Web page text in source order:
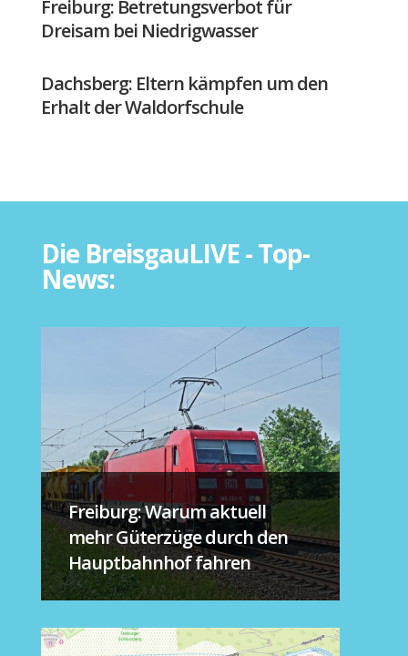
Freiburg: Betretungsverbot für
Dreisam bei Niedrigwasser
Dachsberg: Eltern kämpfen um den
Erhalt der Waldorfschule
Die BreisgauLIVE - Top-
News:
Freiburg: Warum aktuell
mehr Güterzüge durch den
Hauptbahnhof fahren